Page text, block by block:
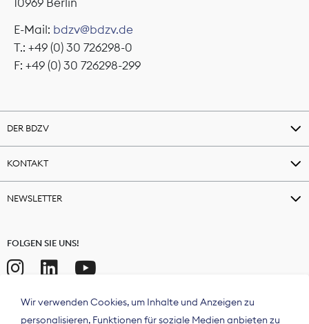
E-Mail: bdzv@bdzv.de
T.: +49 (0) 30 726298-0
F: +49 (0) 30 726298-299
DER BDZV
KONTAKT
NEWSLETTER
FOLGEN SIE UNS!
Wir verwenden Cookies, um Inhalte und Anzeigen zu
personalisieren, Funktionen für soziale Medien anbieten zu